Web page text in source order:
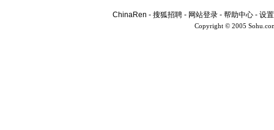
ChinaRen - 搜狐招聘 - 网站登录 - 帮助中心 - 设
Copyright © 2005